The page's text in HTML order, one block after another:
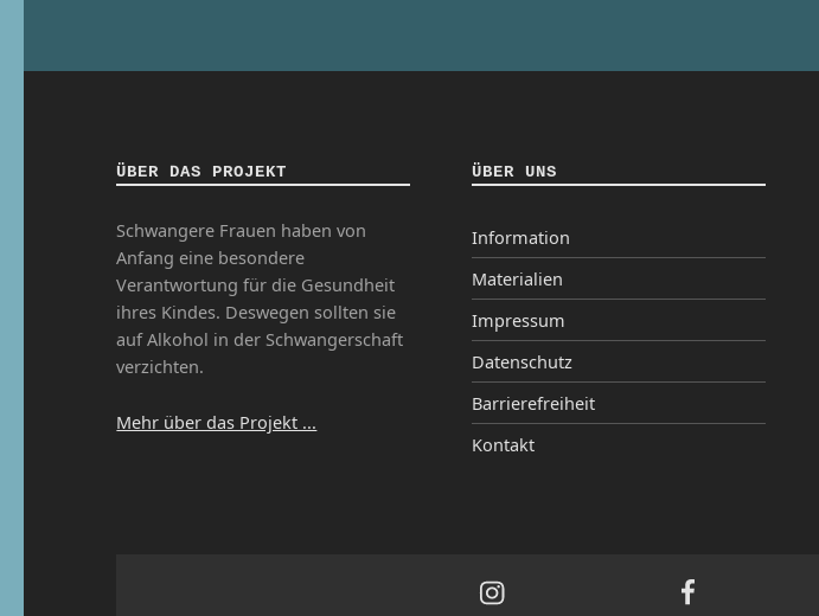
ÜBER DAS PROJEKT
Schwangere Frauen haben von
Anfang eine besondere
Verantwortung für die Gesundheit
ihres Kindes. Deswegen sollten sie
auf Alkohol in der Schwangerschaft
verzichten.
Mehr über das Projekt ...
ÜBER UNS
Information
Materialien
Impressum
Datenschutz
Barrierefreiheit
Kontakt